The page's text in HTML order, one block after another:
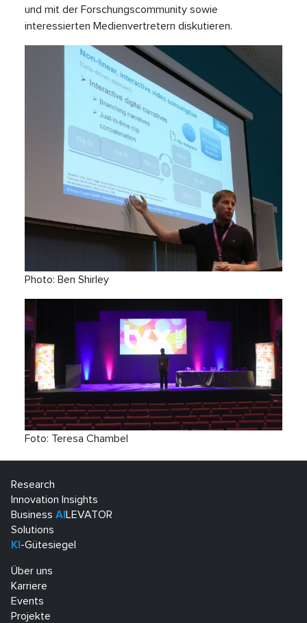
und mit der Forschungscommunity sowie
interessierten Medienvertretern diskutieren.
Photo: Ben Shirley
Foto: Teresa Chambel
Research
Innovation Insights
Business AI LEVATOR
Solutions
KI -Gütesiegel
Über uns
Karriere
Events
Projekte